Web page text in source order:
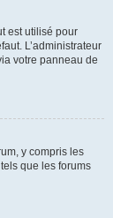
est utilisé pour
L’administrateur
votre panneau de
y compris les
que les forums